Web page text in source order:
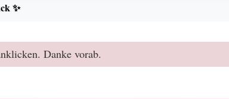
✨
Danke vorab.